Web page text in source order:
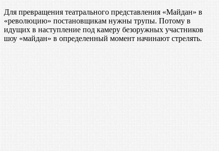
Для превращения театрального представления «Майдан» в
«революцию» постановщикам нужны трупы. Потому в
идущих в наступление под камеру безоружных участников
шоу «майдан» в определенный момент начинают стрелять.